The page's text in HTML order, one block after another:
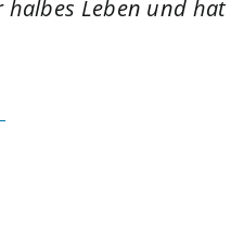
Leben und hat